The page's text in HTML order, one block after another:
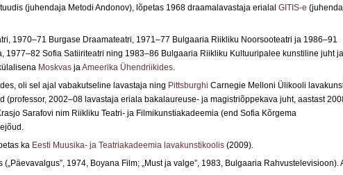
(juhendaja Metodi Andonov), lõpetas 1968 draamalavastaja erialal GITIS-e
1970–71 Burgase Draamateatri, 1971–77 Bulgaaria Riikliku Noorsooteatri ja 1986–91
1977–82 Sofia Satiiriteatri ning 1983–86 Bulgaaria Riikliku Kultuuripalee kunstiline juht ja
Moskvas jaAmeerika Ühendriikides.
oli sel ajal vabakutseline lavastaja ning Pittsburghi Carnegie Melloni Ülikooli
(professor, 2002–08 lavastaja eriala bakalaureuse- ja magistriõppekava juht, aastast
Sarafovi nim Riikliku Teatri- ja Filmikunstiakadeemia (end Sofia Kõrgema
ka Eesti Muusika- ja Teatriakadeemia lavakunstikoolis (2009).
1974, Boyana Film; „Must ja valge”, 1983, Bulgaaria